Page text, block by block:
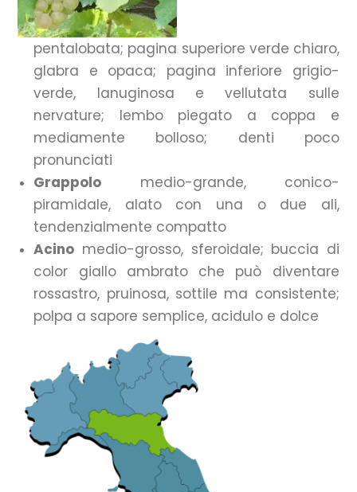
pentalobata; pagina superiore verde chiaro,
glabra e opaca; pagina inferiore grigio-
verde, lanuginosa e vellutata sulle
nervature; lembo piegato a coppa e
mediamente bolloso; denti poco
pronunciati
Grappolo
medio-grande, conico-
piramidale, alato con una o due ali,
tendenzialmente compatto
Acino medio-grosso, sferoidale; buccia di
color giallo ambrato che può diventare
rossastro, pruinosa, sottile ma consistente;
polpa a sapore semplice, acidulo e dolce